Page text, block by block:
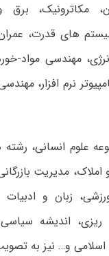
مکاترونیک، برق
های قدرت،
مهندسی مواد-
نرم افزار،
علوم انسانی، رشته
مدیریت
زبان و
ریزی، اندیشه
اسلامی و… نیز به